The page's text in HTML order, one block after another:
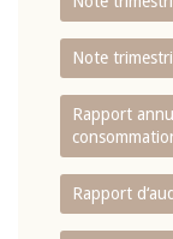
Note
Rapport
Rapport